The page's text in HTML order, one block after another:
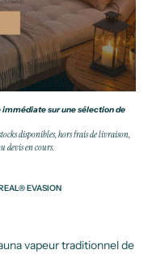
immédiate sur une sélection de
disponibles, hors frais de livraison,
devis en cours.
EVASION
vapeur traditionnel de